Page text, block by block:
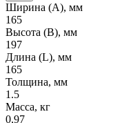
Ширина (А), мм
165
Высота (В), мм
197
Длина (L), мм
165
Толщина, мм
1.5
Масса, кг
0,97